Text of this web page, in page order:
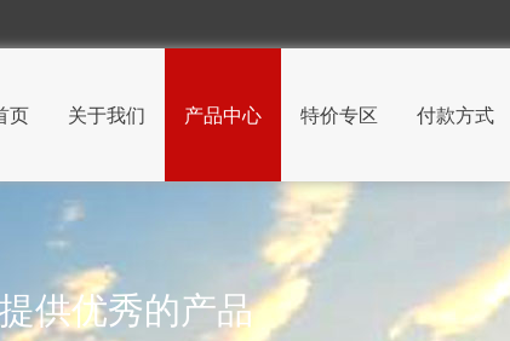
页 关于我们 产品中心 特价专区 付款方式
供优秀的产品